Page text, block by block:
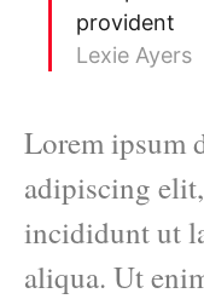
provident
Lexie Ayers
Lorem ipsum
adipiscing
incididunt ut
aliqua. Ut